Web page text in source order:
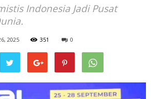
Indonesia Jadi Pusat
2025 351 0